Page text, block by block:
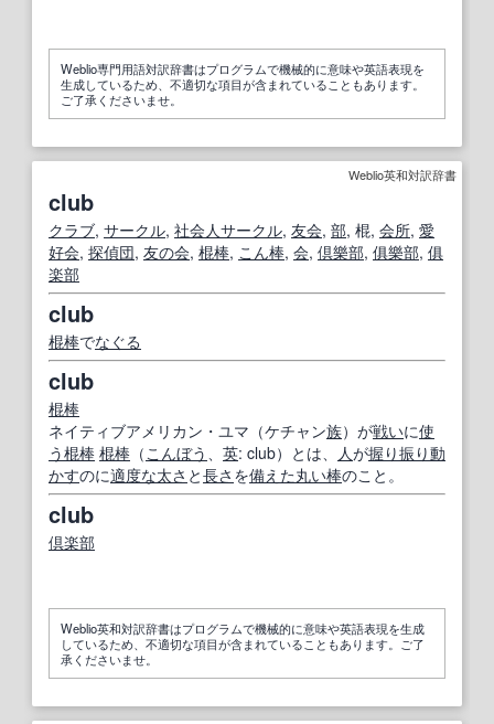
Weblio専門用語対訳辞書はプログラムで機械的に意味や英語表現を
生成しているため、不適切な項目が含まれていることもあります。
ご了承くださいませ。
Weblio英和対訳辞書
club
クラブ, サークル, 社会人サークル, 友会, 部, 棍, 会所, 愛
好会, 探偵団, 友の会, 棍棒, こん棒, 会, 倶樂部, 俱樂部, 俱
楽部
club
棍棒でなぐる
club
棍棒
ネイティブアメリカン・ユマ（ケチャン族）が戦いに使
う棍棒 棍棒 （こんぼう 、 英: club）とは、 人が握り振り動
かすのに適度な太さ と長さ を備えた丸い棒のこと。
club
倶楽部
Weblio英和対訳辞書はプログラムで機械的に意味や英語表現を生成
しているため、不適切な項目が含まれていることもあります。ご了
承くださいませ。